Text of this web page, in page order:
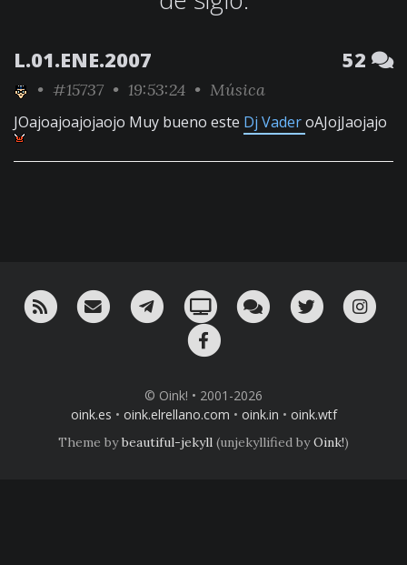
L.01.ENE.2007 52
• #15737 • 19:53:24 • Música
JOajoajoajojaojo Muy bueno este Dj VaderoAJojJaojajo
RSS ¡Mándame un email!¡Nuestro canal en Telegram!
Oink! TV Charla con nosotros
Twitter
© Oink! • 2001-2026
oink.es • oink.elrellano.com • oink.in • oink.wtf
Theme bybeautiful-jekyll (unjekyllified byOink!)